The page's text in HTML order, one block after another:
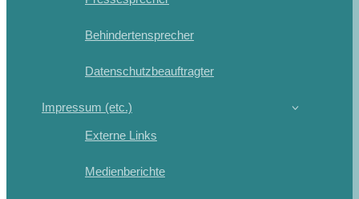
Behindertensprecher
Datenschutzbeauftragter
Impressum (etc.)
Externe Links
Medienberichte